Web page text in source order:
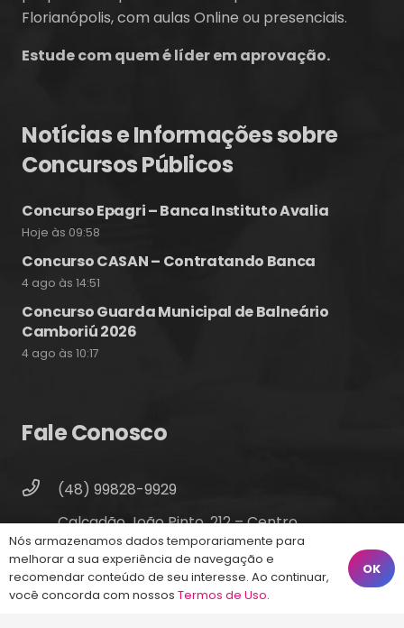
Florianópolis, com aulas Online ou presenciais.
Estude com quem é líder em aprovação.
Notícias e Informações sobre
Concursos Públicos
Concurso Epagri – Banca Instituto Avalia
Hoje às 09:58
Concurso CASAN – Contratando Banca
4 ago às 14:51
Concurso Guarda Municipal de Balneário
Camboriú 2026
4 ago às 10:17
Fale Conosco
(48) 99828-9929
Calçadão João Pinto, 212 – Centro
Florianópolis – SC, 88010-420
atendimento@energiaconcursos.com.br
Nós armazenamos dados temporariamente para
melhorar a sua experiência de navegação e
recomendar conteúdo de seu interesse. Ao continuar,
você concorda com nossos Termos de Uso.
OK